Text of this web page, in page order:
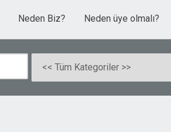
Neden Biz? Neden üye olmalı?